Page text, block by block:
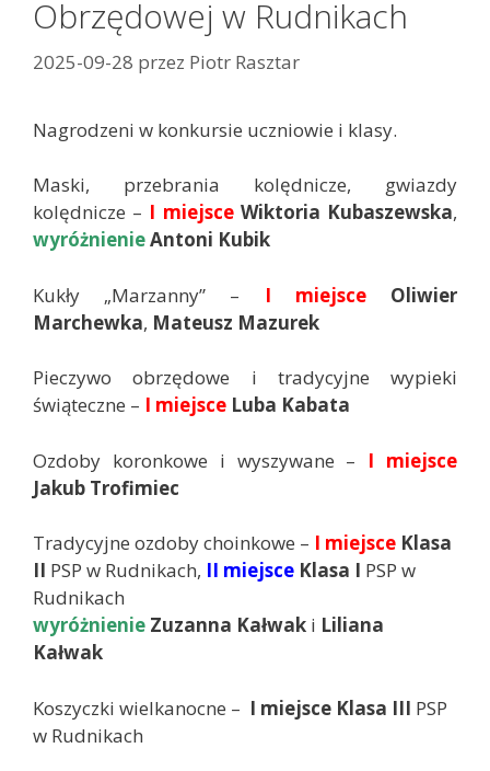
Obrzędowej w Rudnikach
2025-09-28 przez Piotr Rasztar
Nagrodzeni w konkursie uczniowie i klasy.
Maski, przebrania kolędnicze, gwiazdy
kolędnicze – I miejsce Wiktoria Kubaszewska,
wyróżnienieAntoni Kubik
Kukły „Marzanny” – I miejsce
Oliwier
Marchewka, Mateusz Mazurek
Pieczywo obrzędowe i tradycyjne wypieki
świąteczne – I miejsce Luba Kabata
Ozdoby koronkowe i wyszywane – I miejsce
Jakub Trofimiec
Tradycyjne ozdoby choinkowe – I miejsce Klasa
II PSP w Rudnikach, II miejsce Klasa I PSP w
Rudnikach
wyróżnienie Zuzanna Kałwak i Liliana
Kałwak
Koszyczki wielkanocne – I miejsce Klasa III PSP
w Rudnikach